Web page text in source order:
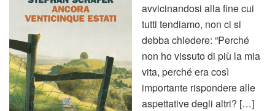
avvicinandosi alla fine cui
tutti tendiamo, non ci si
debba chiedere: “Perché
non ho vissuto di più la mia
vita, perché era così
importante rispondere alle
aspettative degli altri? […]